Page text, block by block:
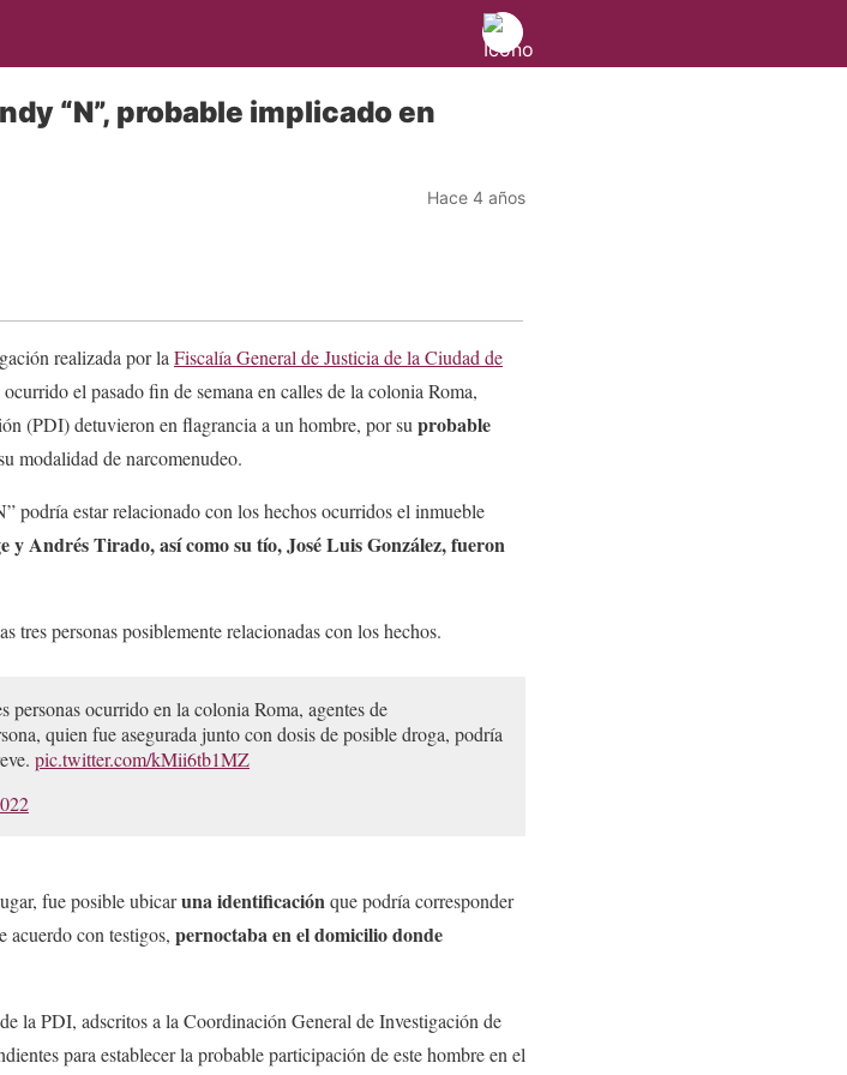
“N”, probable implicado en
Hace 4 años
realizada por la Fiscalía General de Justicia de la Ciudad de
ocurrido el pasado fin de semana en calles de la colonia Roma,
(PDI) detuvieron en flagrancia a un hombre, por su probable
modalidad de narcomenudeo.
estar relacionado con los hechos ocurridos el inmueble
y Andrés Tirado, así como su tío, José Luis González, fueron
tres personas posiblemente relacionadas con los hechos.
ocurrido en la colonia Roma, agentes de
quien fue asegurada junto con dosis de posible droga, podría
pic.twitter.com/kMii6tb1MZ
fue posible ubicaruna identificaciónque podría corresponder
acuerdo con testigos, pernoctaba en el domicilio donde
la PDI, adscritos a la Coordinación General de Investigación de
para establecer la probable participación de este hombre en el